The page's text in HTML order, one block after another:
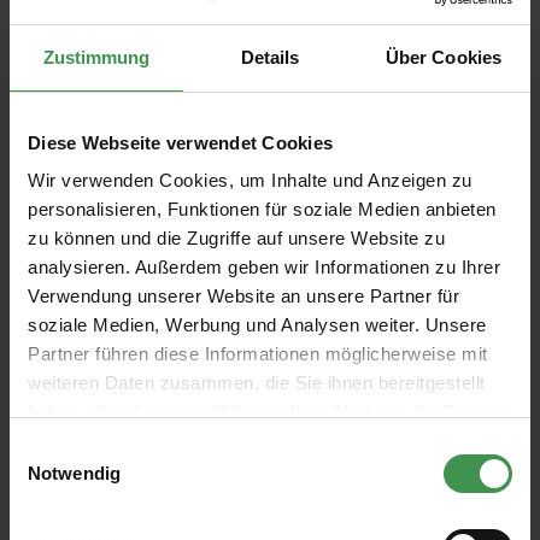
Zustimmung Details Über Cookies
Diese Webseite verwendet Cookies
Wir verwenden Cookies, um Inhalte und Anzeigen zu
personalisieren, Funktionen für soziale Medien anbieten
zu können und die Zugriffe auf unsere Website zu
analysieren. Außerdem geben wir Informationen zu Ihrer
Verwendung unserer Website an unsere Partner für
soziale Medien, Werbung und Analysen weiter. Unsere
Partner führen diese Informationen möglicherweise mit
weiteren Daten zusammen, die Sie ihnen bereitgestellt
Notwendig
wasserbasiert, geruchsarm
außen (Außenraumklima) und innen
Premium-Hochglanzlack
blockfest
entspricht EN 71-3 Sicherheit von Spielzeug, Speichel- und
Verbrauch
Ca. 110-130 ml/m² je Anstrich
Gebindegröße: 3 L, 0.75 L
Lieferzeit 2 - 4 Werktage
ab
Grundpreis: 47,36 € / l
zzgl. Versandkosten